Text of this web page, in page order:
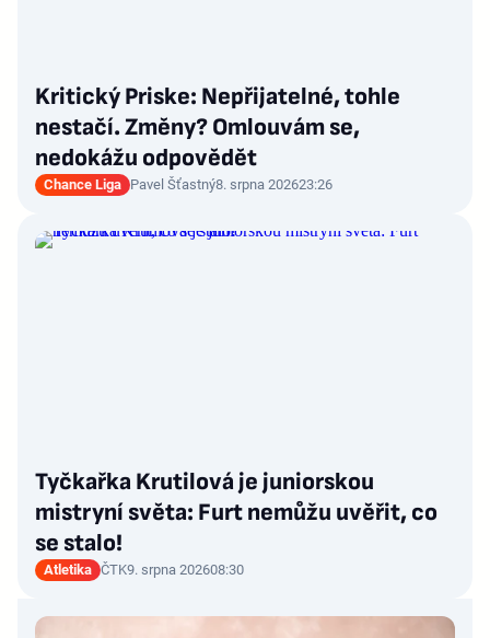
Kritický Priske: Nepřijatelné, tohle
nestačí. Změny? Omlouvám se,
nedokážu odpovědět
Chance Liga Pavel Šťastný8. srpna 202623:26
Tyčkařka Krutilová je juniorskou
mistryní světa: Furt nemůžu uvěřit, co
se stalo!
Atletika ČTK9. srpna 202608:30